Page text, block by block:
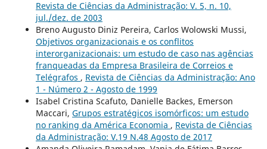
Revista de Ciências da Administração: V. 5, n. 10,
jul./dez. de 2003
Breno Augusto Diniz Pereira, Carlos Wolowski Mussi,
Objetivos organizacionais e os conflitos
interorganizacionais: um estudo de caso nas agências
franqueadas da Empresa Brasileira de Correios e
Telégrafos , Revista de Ciências da Administração: Ano
1 - Número 2 - Agosto de 1999
Isabel Cristina Scafuto, Danielle Backes, Emerson
Maccari, Grupos estratégicos isomórficos: um estudo
no ranking da América Economia , Revista de Ciências
da Administração: V.19 N.48 Agosto de 2017